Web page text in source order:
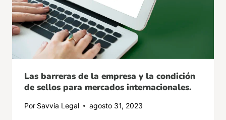
Las barreras de la empresa y la condición
de sellos para mercados internacionales.
Por Savvia Legal agosto 31, 2023